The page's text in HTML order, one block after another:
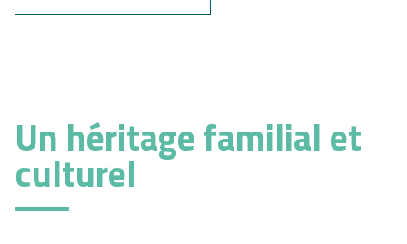
Un héritage familial et
culturel